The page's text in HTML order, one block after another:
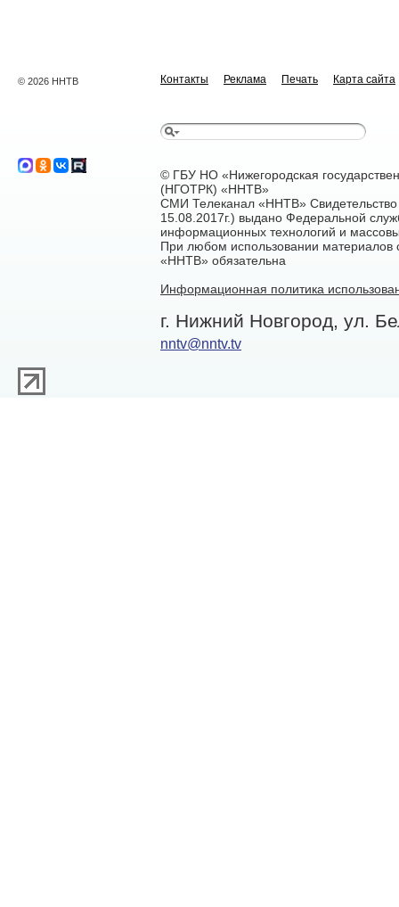
© 2026 ННТВ Контакты Реклама Печать Карта сайта
© ГБУ НО «Нижегородская
(НГОТРК) «ННТВ»
СМИ Телеканал «ННТВ»
15.08.2017г.) выдано Федеральной
информационных технологий и
При любом использовании материалов
«ННТВ» обязательна
Информационная политика
г. Нижний Новгород, ул.
nntv@nntv.tv